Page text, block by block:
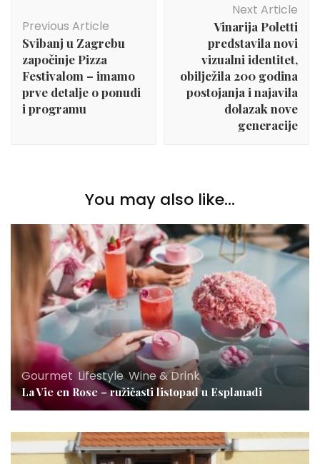
Navigation
Previous Article
Svibanj u Zagrebu
započinje Pizza
Festivalom – imamo
prve detalje o ponudi
i programu
Next Article
Vinarija Poletti
predstavila novi
vizualni identitet,
obilježila 200 godina
postojanja i najavila
dolazak nove
generacije
You may also like...
Gourmet, Lifestyle,Wine & Drink
La Vie en Rose – ružičasti listopad u Esplanadi